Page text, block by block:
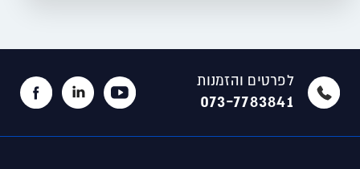
לפרטים והזמנות
073-7783841